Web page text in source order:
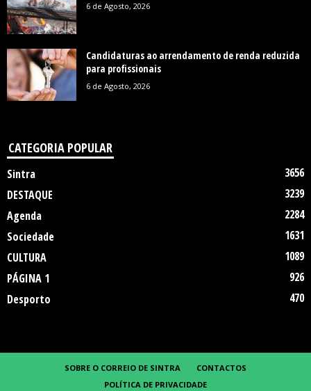
6 de Agosto, 2026
Candidaturas ao arrendamento de renda reduzida
para profissionais
6 de Agosto, 2026
CATEGORIA POPULAR
Sintra
3656
DESTAQUE
3239
Agenda
2284
Sociedade
1631
CULTURA
1089
PÁGINA 1
926
Desporto
470
SOBRE O CORREIO DE SINTRA
CONTACTOS
POLÍTICA DE PRIVACIDADE